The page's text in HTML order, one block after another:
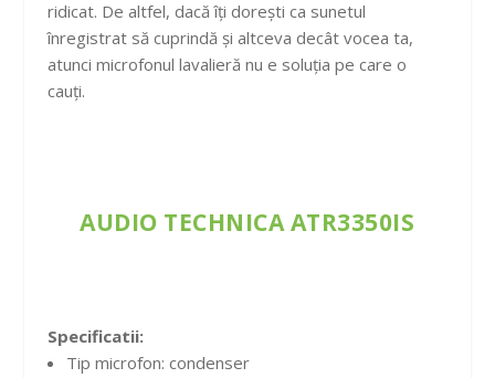
ridicat. De altfel, dacă îți dorești ca sunetul
înregistrat să cuprindă și altceva decât vocea ta,
atunci microfonul lavalieră nu e soluția pe care o
cauți.
AUDIO TECHNICA ATR3350IS
Specificatii:
Tip microfon: condenser